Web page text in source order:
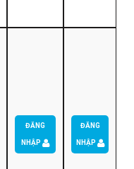
ĐĂNG
NHẬP
ĐĂNG
NHẬP